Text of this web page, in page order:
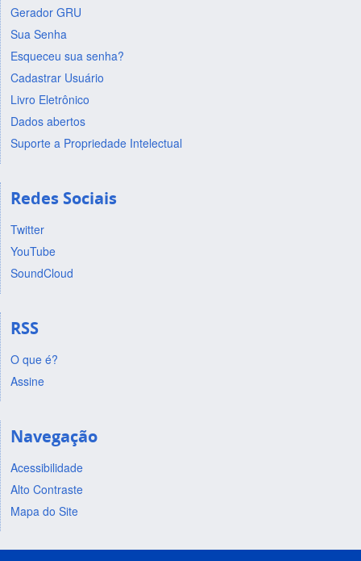
Gerador GRU
Sua Senha
Esqueceu sua senha?
Cadastrar Usuário
Livro Eletrônico
Dados abertos
Suporte a Propriedade Intelectual
Redes Sociais
Twitter
YouTube
SoundCloud
RSS
O que é?
Assine
Navegação
Acessibilidade
Alto Contraste
Mapa do Site